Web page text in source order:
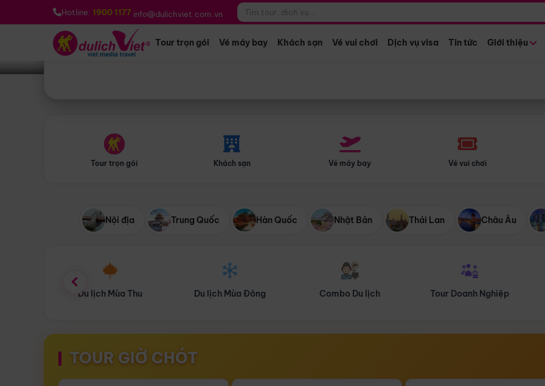
Hotline: 1900 1177 info@dulichviet.com.vn
Tour trọn gói Vé máy bay Khách sạn Vé vui chơi Dịch vụ visa Tin tức Giới thiệu
Bạn muốn đi đâu? *
Tour trọn gói Khách sạn Vé máy bay Vé vui chơi
Nội địa Trung Quốc Hàn Quốc Nhật Bản Thái Lan Châu Âu
Du lịch Mùa Đông Combo Du lịch Tour Doanh Nghiệp Du lịch Hành Hương
TOUR GIỜ CHÓT
Điểm nổi bật